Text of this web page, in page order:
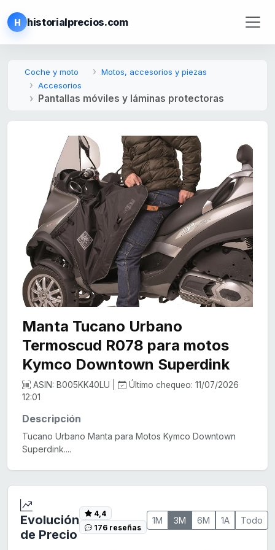
H historialprecios.com
Coche y moto
Motos, accesorios y piezas
Accesorios
Pantallas móviles y láminas protectoras
Manta Tucano Urbano
Termoscud R078 para motos
Kymco Downtown Superdink
ASIN: B005KK40LU |
Último chequeo: 11/07/2026
12:01
Descripción
Tucano Urbano Manta para Motos Kymco Downtown
Superdink....
Evolución
de Precio
4,4
176 reseñas
1M 3M 6M 1A Todo